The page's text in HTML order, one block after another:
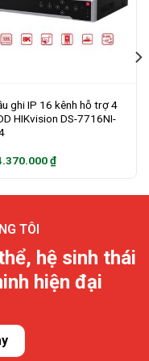
ghi IP 16 kênh hỗ trợ 4
HIKvision DS-7716NI-
₫
TÔI
hệ sinh thái
hiện đại